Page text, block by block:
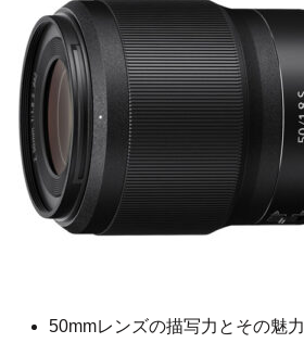
50mmレンズの描写力とその魅力